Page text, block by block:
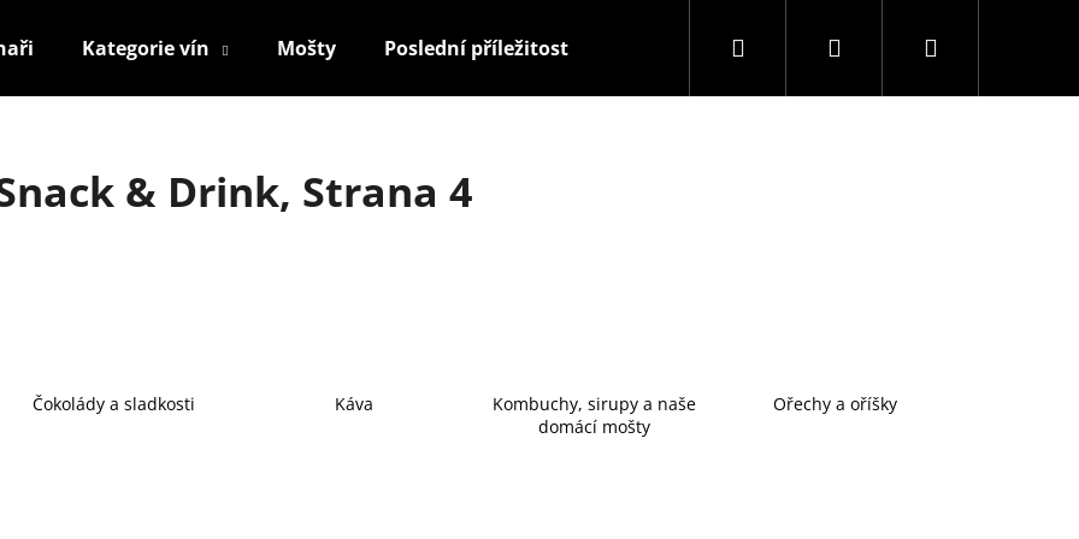
Kategorie vín Mošty Poslední příležitost Snack & Drink
Hledat PřihlášeníNákupní
& Drink, Strana 4
Čokolády a sladkosti Káva
Kombuchy, sirupy a naše
domácí mošty
Ořechy a oříšky